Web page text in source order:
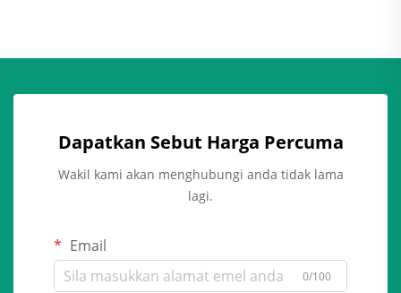
Dapatkan Sebut Harga Percuma
Wakil kami akan menghubungi anda tidak lama
lagi.
Email
0/100